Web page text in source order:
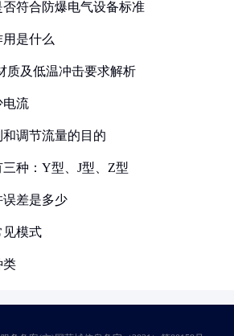
符合防爆电气设备标准
是什么
质及低温冲击要求解析
电流
调节流量的目的
种：Y型、J型、Z型
差是多少
见模式
类